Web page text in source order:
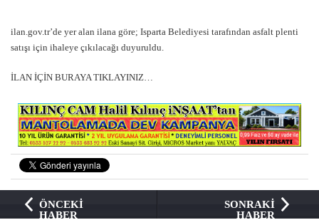
ilan.gov.tr’de yer alan ilana göre; Isparta Belediyesi tarafından asfalt plenti
satışı için ihaleye çıkılacağı duyuruldu.
İLAN İÇİN BURAYA TIKLAYINIZ…
ÖNCEKİ
HABER
SONRAKİ
HABER